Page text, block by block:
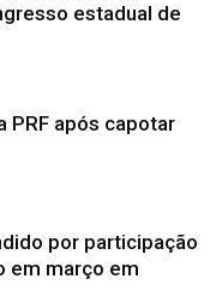
estadual de
PRF após capotar
por participação
em março em